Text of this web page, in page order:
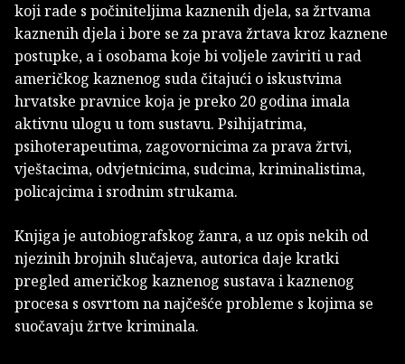
koji rade s počiniteljima kaznenih djela, sa žrtvama
kaznenih djela i bore se za prava žrtava kroz kaznene
postupke, a i osobama koje bi voljele zaviriti u rad
američkog kaznenog suda čitajući o iskustvima
hrvatske pravnice koja je preko 20 godina imala
aktivnu ulogu u tom sustavu. Psihijatrima,
psihoterapeutima, zagovornicima za prava žrtvi,
vještacima, odvjetnicima, sudcima, kriminalistima,
policajcima i srodnim strukama.
Knjiga je autobiografskog žanra, a uz opis nekih od
njezinih brojnih slučajeva, autorica daje kratki
pregled američkog kaznenog sustava i kaznenog
procesa s osvrtom na najčešće probleme s kojima se
suočavaju žrtve kriminala.